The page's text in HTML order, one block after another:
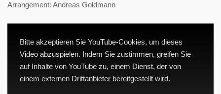
Arrangement: Andreas Goldmann
Bitte akzeptieren Sie YouTube-Cookies, um dieses
Video abzuspielen. Indem Sie zustimmen, greifen Sie
auf Inhalte von YouTube zu, einem Dienst, der von
einem externen Drittanbieter bereitgestellt wird.